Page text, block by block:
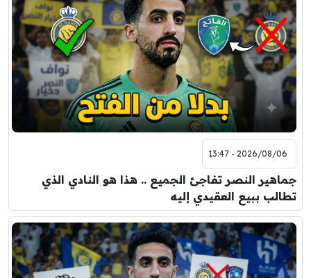
2026/08/06 - 13:47
جماهير النصر تفاجئ الجميع .. هذا هو النادي الذي
تطالب ببيع العقيدي إليه